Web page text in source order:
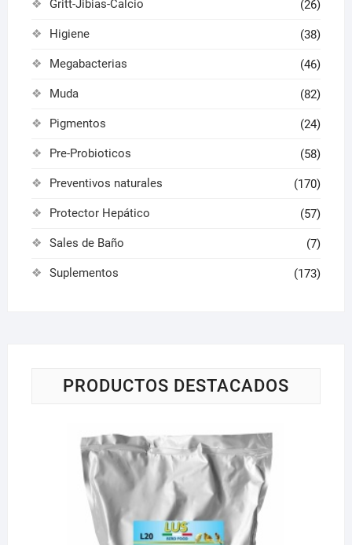
Gritt-Jibias-Calcio (26)
Higiene (38)
Megabacterias (46)
Muda (82)
Pigmentos (24)
Pre-Probioticos (58)
Preventivos naturales (170)
Protector Hepático (57)
Sales de Baño (7)
Suplementos (173)
PRODUCTOS DESTACADOS